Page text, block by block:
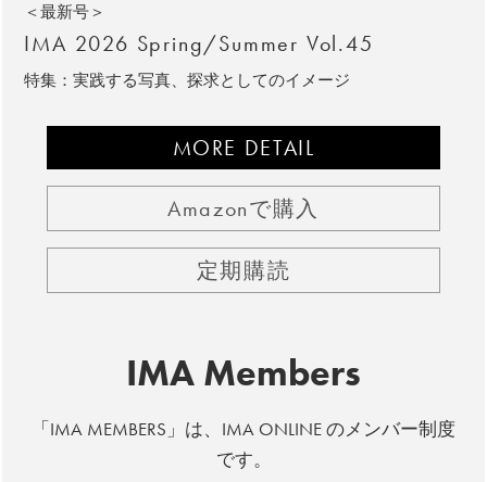
＜最新号＞
IMA 2026 Spring/Summer Vol.45
特集：実践する写真、探求としてのイメージ
MORE DETAIL
Amazonで購入
定期購読
IMA Members
「IMA MEMBERS」は、IMA ONLINE のメンバー制度
です。